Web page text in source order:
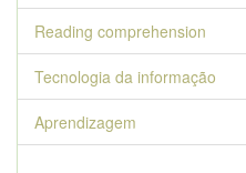
Reading comprehension
Tecnologia da informação
Aprendizagem